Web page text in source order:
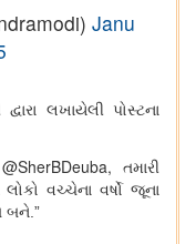
Janu
લખાયેલી પોસ્ટના
@SherBDeuba,તમારી
વચ્ચેના વર્ષો જૂના
બને.”